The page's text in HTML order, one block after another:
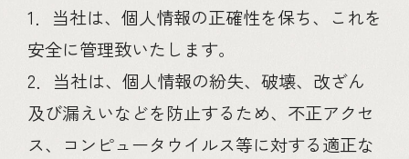
1．当社は、個人情報の正確性を保ち、これを
安全に管理致いたします。
2．当社は、個人情報の紛失、破壊、改ざん
及び漏えいなどを防止するため、不正アクセ
ス、コンピュータウイルス等に対する適正な